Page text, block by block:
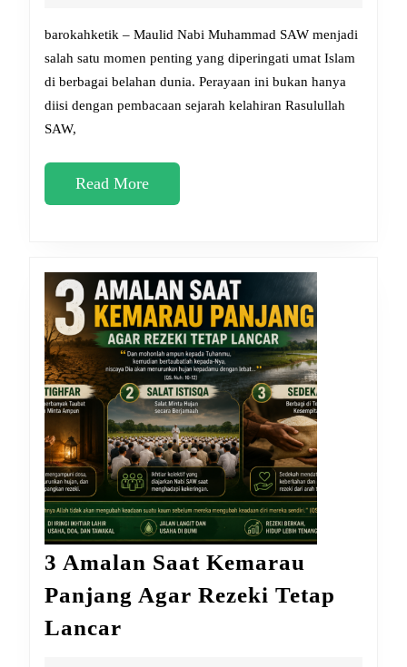
2026,
Doa-
Doa
yang
barokahketik – Maulid Nabi Muhammad SAW menjadi
salah satu momen penting yang diperingati umat Islam
di berbagai belahan dunia. Perayaan ini bukan hanya
diisi dengan pembacaan sejarah kelahiran Rasulullah
SAW,
Read MoreRead
More
3 Amalan Saat Kemarau
Panjang Agar Rezeki Tetap
Lancar